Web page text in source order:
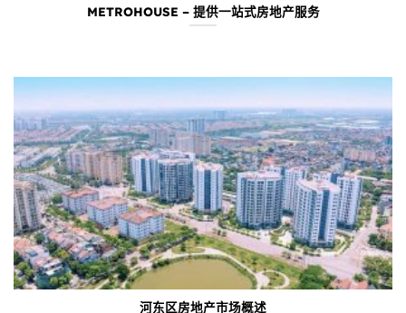
METROHOUSE – 提供一站式房地产服务
河东区房地产市场概述